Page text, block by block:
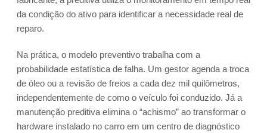
da condição do ativo para identificar a necessidade real de
reparo.
Na prática, o modelo preventivo trabalha com a
probabilidade estatística de falha. Um gestor agenda a troca
de óleo ou a revisão de freios a cada dez mil quilômetros,
independentemente de como o veículo foi conduzido. Já a
manutenção preditiva elimina o “achismo” ao transformar o
hardware instalado no carro em um centro de diagnóstico